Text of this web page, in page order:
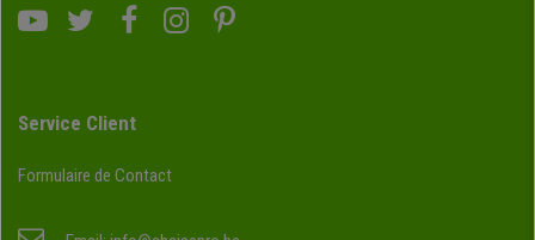
Service Client
Formulaire de Contact